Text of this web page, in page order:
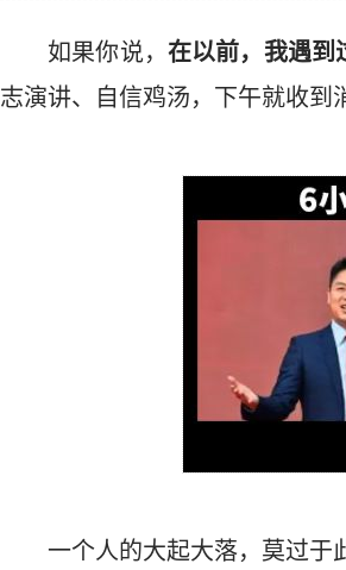
如果你说， 在以前，我遇到
志演讲、自信鸡汤，下午就收到
一个人的大起大落，莫过于